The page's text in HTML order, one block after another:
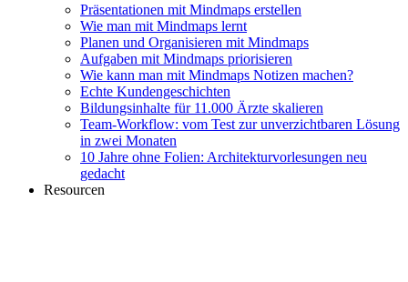
Präsentationen mit Mindmaps erstellen
Wie man mit Mindmaps lernt
Planen und Organisieren mit Mindmaps
Aufgaben mit Mindmaps priorisieren
Wie kann man mit Mindmaps Notizen machen?
Echte Kundengeschichten
Bildungsinhalte für 11.000 Ärzte skalieren
Team-Workflow: vom Test zur unverzichtbaren Lösung
in zwei Monaten
10 Jahre ohne Folien: Architekturvorlesungen neu
gedacht
Resourcen